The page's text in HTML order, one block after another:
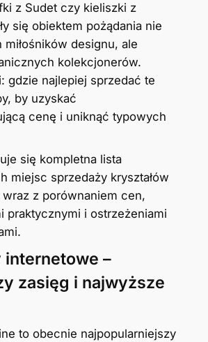
z Sudet czy kieliszki z
się obiektem pożądania nie
designu, ale
kolekcjonerów.
gdzie najlepiej sprzedać te
by uzyskać
cenę i uniknąć typowych
się kompletna lista
miejsc sprzedaży kryształów
z porównaniem cen,
praktycznymi i ostrzeżeniami
internetowe –
zasięg i najwyższe
to obecnie najpopularniejszy